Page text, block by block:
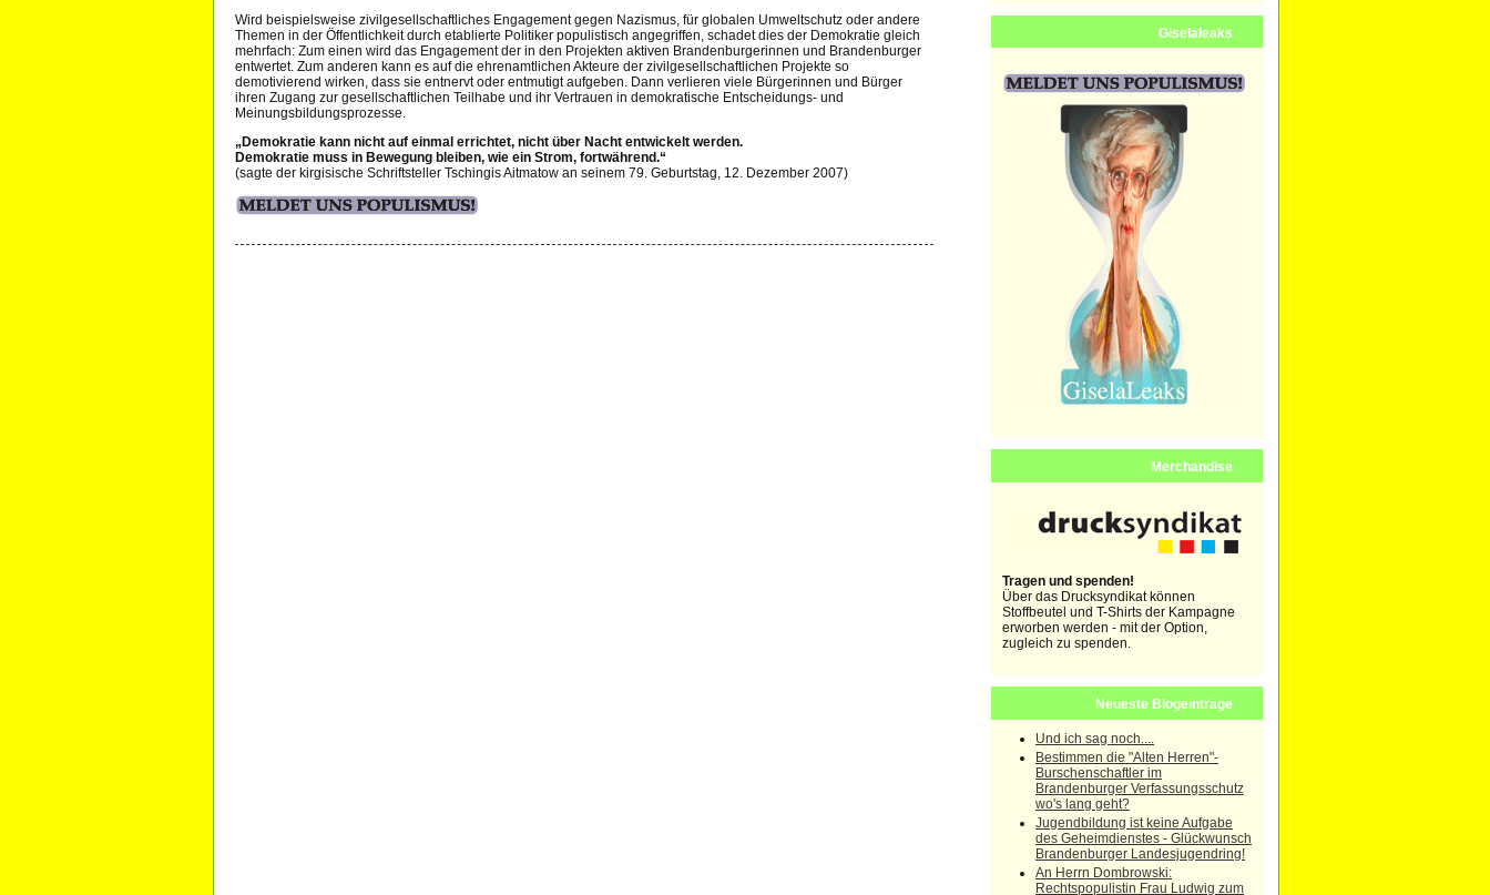
Wird beispielsweise zivilgesellschaftliches Engagement gegen Nazismus, für globalen Umweltschutz oder andere
Themen in der Öffentlichkeit durch etablierte Politiker populistisch angegriffen, schadet dies der Demokratie gleich
mehrfach: Zum einen wird das Engagement der in den Projekten aktiven Brandenburgerinnen und Brandenburger
entwertet. Zum anderen kann es auf die ehrenamtlichen Akteure der zivilgesellschaftlichen Projekte so
demotivierend wirken, dass sie entnervt oder entmutigt aufgeben. Dann verlieren viele Bürgerinnen und Bürger
ihren Zugang zur gesellschaftlichen Teilhabe und ihr Vertrauen in demokratische Entscheidungs- und
Meinungsbildungsprozesse.
„Demokratie kann nicht auf einmal errichtet, nicht über Nacht entwickelt werden.
Demokratie muss in Bewegung bleiben, wie ein Strom, fortwährend.“
(sagte der kirgisische Schriftsteller Tschingis Aitmatow an seinem 79. Geburtstag, 12. Dezember 2007)
Giselaleaks
Merchandise
Tragen und spenden!
Über das Drucksyndikat können
Stoffbeutel und T-Shirts der Kampagne
erworben werden - mit der Option,
zugleich zu spenden.
Neueste Blogeinträge
Und ich sag noch....
Bestimmen die "Alten Herren"-
Burschenschaftler im
Brandenburger Verfassungsschutz
wo's lang geht?
Jugendbildung ist keine Aufgabe
des Geheimdienstes - Glückwunsch
Brandenburger Landesjugendring!
An Herrn Dombrowski:
Rechtspopulistin Frau Ludwig zum